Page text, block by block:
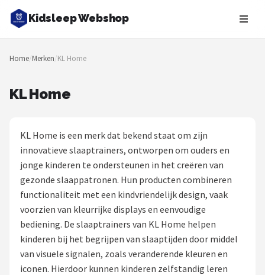
Kidsleep Webshop
Zoeken
NAVIGATIE
Blog
Slaaptrainers
Nachtlampjes
Slaaphulpen
Babyprojectors
Home/Merken/KL Home
KL Home
KL Home is een merk dat bekend staat om zijn
innovatieve slaaptrainers, ontworpen om ouders en
jonge kinderen te ondersteunen in het creëren van
gezonde slaappatronen. Hun producten combineren
functionaliteit met een kindvriendelijk design, vaak
voorzien van kleurrijke displays en eenvoudige
bediening. De slaaptrainers van KL Home helpen
kinderen bij het begrijpen van slaaptijden door middel
van visuele signalen, zoals veranderende kleuren en
iconen. Hierdoor kunnen kinderen zelfstandig leren